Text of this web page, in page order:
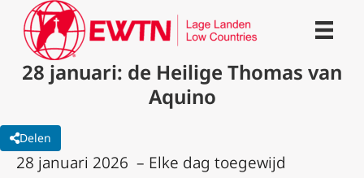
28 januari: de Heilige Thomas van
Aquino
Delen
28 januari 2026 – Elke dag toegewijd